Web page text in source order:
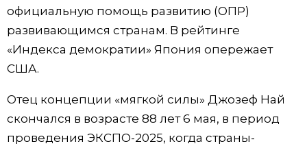
официальную помощь развитию (ОПР)
развивающимся странам. В рейтинге
«Индекса демократии» Япония опережает
США.
Отец концепции «мягкой силы» Джозеф Най
скончался в возрасте 88 лет 6 мая, в период
проведения ЭКСПО-2025, когда страны-